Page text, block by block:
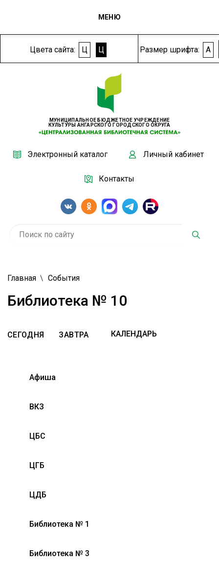
Цвета сайта: Ц Ц Размер шрифта: A
МУНИЦИПАЛЬНОЕ БЮДЖЕТНОЕ УЧРЕЖДЕНИЕ
КУЛЬТУРЫ АНГАРСКОГО ГОРОДСКОГО ОКРУГА
Электронный каталог Личный кабинет
Контакты
МЕНЮ
Главная События
Библиотека № 10
СЕГОДНЯ ЗАВТРА
Афиша
ВКЗ
ЦБС
ЦГБ
ЦДБ
Библиотека № 1
Библиотека № 3